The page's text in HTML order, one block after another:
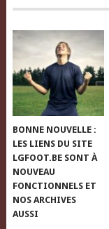
BONNE NOUVELLE :
LES LIENS DU SITE
LGFOOT.BE SONT À
NOUVEAU
FONCTIONNELS ET
NOS ARCHIVES
AUSSI